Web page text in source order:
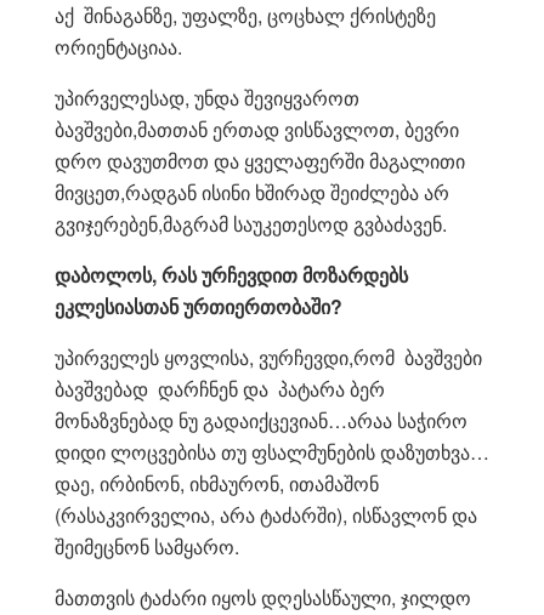
აქ შინაგანზე, უფალზე, ცოცხალ ქრისტეზე
ორიენტაციაა.
უპირველესად, უნდა შევიყვაროთ
ბავშვები,მათთან ერთად ვისწავლოთ, ბევრი
დრო დავუთმოთ და ყველაფერში მაგალითი
მივცეთ,რადგან ისინი ხშირად შეიძლება არ
გვიჯერებენ,მაგრამ საუკეთესოდ გვბაძავენ.
დაბოლოს, რას ურჩევდით მოზარდებს
ეკლესიასთან ურთიერთობაში?
უპირველეს ყოვლისა, ვურჩევდი,რომ ბავშვები
ბავშვებად დარჩნენ და პატარა ბერ
მონაზვნებად ნუ გადაიქცევიან…არაა საჭირო
დიდი ლოცვებისა თუ ფსალმუნების დაზუთხვა…
დაე, ირბინონ, იხმაურონ, ითამაშონ
(რასაკვირველია, არა ტაძარში), ისწავლონ და
შეიმეცნონ სამყარო.
მათთვის ტაძარი იყოს დღესასწაული, ჯილდო